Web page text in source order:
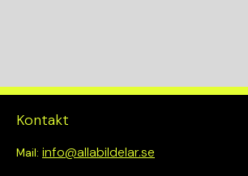
Kontakt
Mail: info@allabildelar.se